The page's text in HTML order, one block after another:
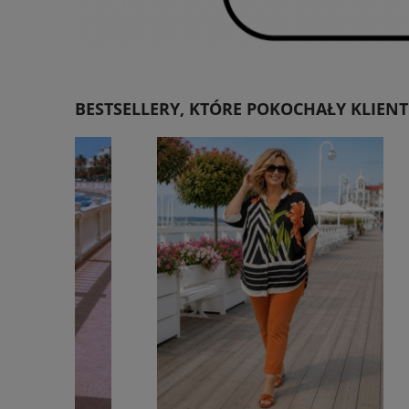
BESTSELLERY, KTÓRE POKOCHAŁY